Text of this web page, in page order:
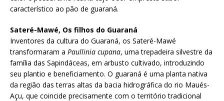
característico ao pão de guaraná.
Sateré-Mawé, Os filhos do Guaraná
Inventores da cultura do Guaraná, os Sateré-Mawé
transformaram a Paullinia cupana, uma trepadeira silvestre da
família das Sapindáceas, em arbusto cultivado, introduzindo
seu plantio e beneficiamento. O guaraná é uma planta nativa
da região das terras altas da bacia hidrográfica do rio Maués-
Açu, que coincide precisamente com o território tradicional